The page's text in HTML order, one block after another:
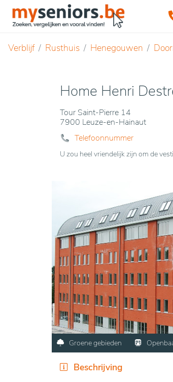
Verblijf Rusthuis Henegouwen
Home Henri
Tour Saint-Pierre 14
7900 Leuze-en-Hainaut
Telefoonnummer
U zou heel vriendelijk zijn om de
Groene gebieden
Beschrijving